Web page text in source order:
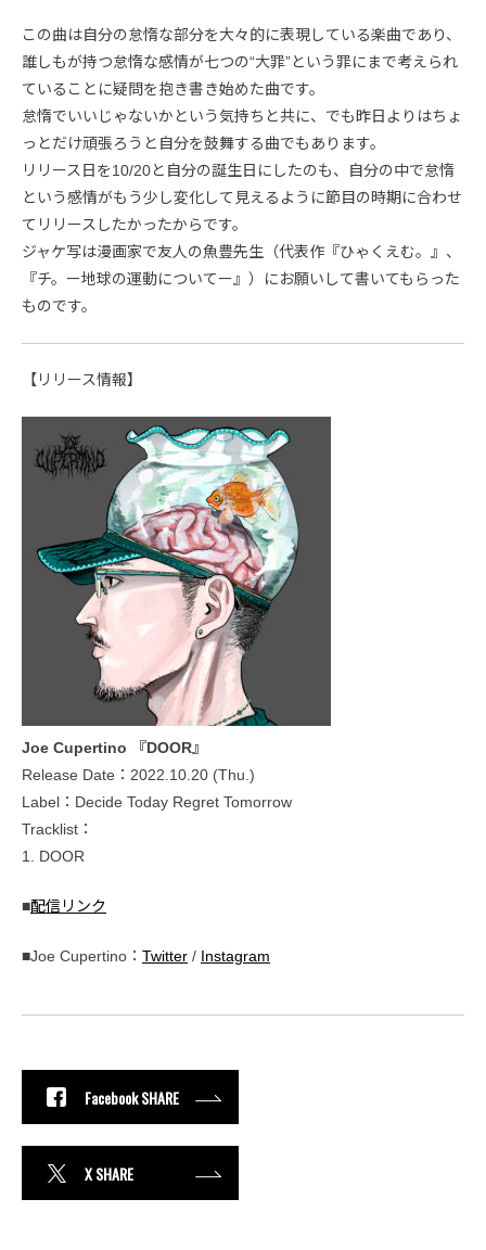
この曲は自分の怠惰な部分を大々的に表現している楽曲であり、
誰しもが持つ怠惰な感情が七つの“大罪”という罪にまで考えられ
ていることに疑問を抱き書き始めた曲です。
怠惰でいいじゃないかという気持ちと共に、でも昨日よりはちょ
っとだけ頑張ろうと自分を鼓舞する曲でもあります。
リリース日を10/20と自分の誕生日にしたのも、自分の中で怠惰
という感情がもう少し変化して見えるように節目の時期に合わせ
てリリースしたかったからです。
ジャケ写は漫画家で友人の魚豊先生（代表作『ひゃくえむ。』、
『チ。ー地球の運動についてー』）にお願いして書いてもらった
ものです。
【リリース情報】
Joe Cupertino 『DOOR』
Release Date：2022.10.20 (Thu.)
Label：Decide Today Regret Tomorrow
Tracklist：
1. DOOR
■配信リンク
■Joe Cupertino： Twitter / Instagram
Facebook SHARE
X SHARE